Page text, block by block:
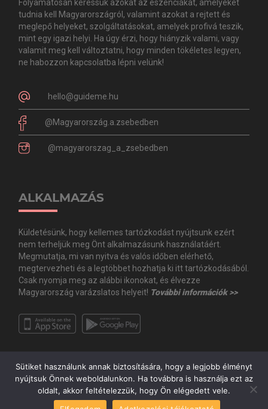
Folyamatosan keressük azokat az eszenciákat, amelyeket
tudnia kell Magyarországról, valamint azokat a rejtett és
meglepő helyeket, szolgáltatásokat, amelyek profivá teszik,
mint egy igazi helyi. Ha úgy érzi, hogy hiányzik valami, vagy
valamit meg kell változtatni, hogy minden tökéletes legyen,
ne habozzon kapcsolatba lépni velünk!
hello@guideme.hu
@Magyarország.a.zsebedben
@magyarorszag_a_zsebedben
ALKALMAZÁS
Küldetésünk, hogy kellemes tartózkodást nyújtsunk ezért
nem terheljük meg Önt alkalmazásunk használatáért.
Megmutatja, mi van nyitva és valós időben elérhető,
megtervezheti és a legtöbbet hozhatja ki itt tartózkodásából.
Csak nyomja meg az alábbi ikonokat, és élvezze
Magyarország varázslatos helyeit! További információk >>
Copyright © Minden jog fenntartva. 2020 Guide.Me Kft. | Magyarország a
Sütiket használunk annak biztosítására, hogy a legjobb élményt
nyújtsuk Önnek weboldalunkon. Ha továbbra is használja ezt az
oldalt, akkor feltételezzük, hogy Ön elégedett vele.